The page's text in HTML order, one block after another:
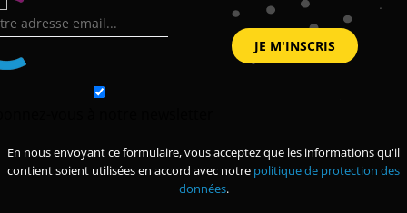
En nous envoyant ce formulaire, vous acceptez que les informations qu'il
contient soient utilisées en accord avec notre politique de protection des
données.